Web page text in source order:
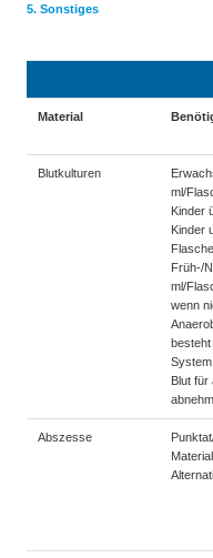
5. Sonstiges
Material
Blutkulturen
ml/
Kinder
Kinder
Flasche
Früh-/
ml/
wenn
Blut für
Abszesse